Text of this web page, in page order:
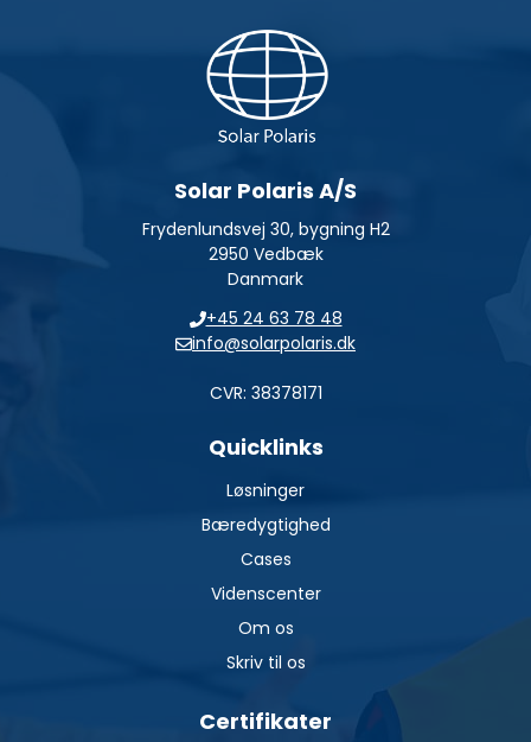
Solar Polaris A/S
Frydenlundsvej 30, bygning H2
2950 Vedbæk
Danmark
+45 24 63 78 48
info@solarpolaris.dk
CVR: 38378171
Quicklinks
Løsninger
Bæredygtighed
Cases
Videnscenter
Om os
Skriv til os
Certifikater